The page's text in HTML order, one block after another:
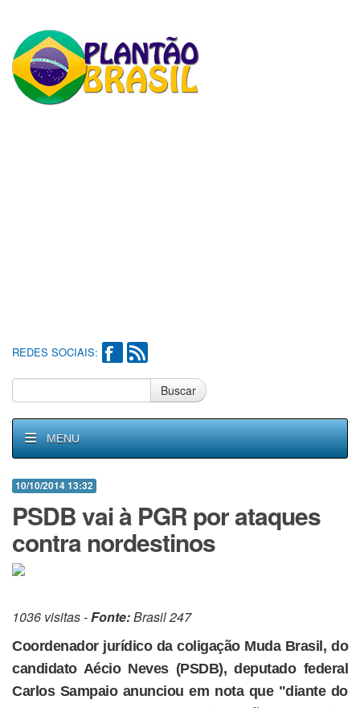
REDES SOCIAIS:
Buscar
MENU
10/10/2014 13:32
PSDB vai à PGR por ataques
contra nordestinos
1036 visitas -Fonte:Brasil 247
Coordenador jurídico da coligação Muda Brasil, do
candidato Aécio Neves (PSDB), deputado federal
Carlos Sampaio anunciou em nota que "diante do